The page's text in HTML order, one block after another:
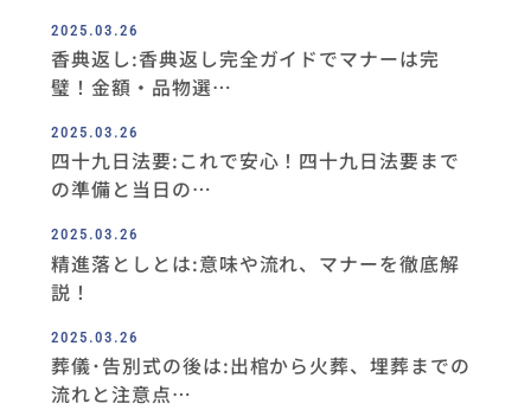
2025.03.26
香典返し:香典返し完全ガイドでマナーは完
璧！金額・品物選…
2025.03.26
四十九日法要:これで安心！四十九日法要まで
の準備と当日の…
2025.03.26
精進落としとは:意味や流れ、マナーを徹底解
説！
2025.03.26
葬儀･告別式の後は:出棺から火葬、埋葬までの
流れと注意点…